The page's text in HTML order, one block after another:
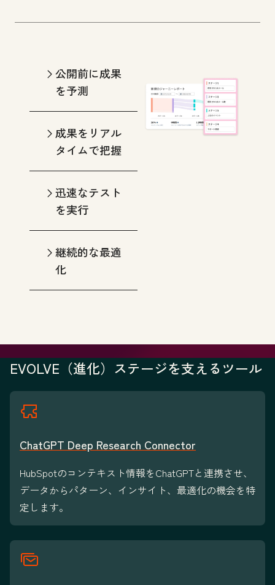
公開前に成果
を予測
成果をリアル
タイムで把握
迅速なテスト
を実行
継続的な最適
化
EVOLVE（進化）ステージを支えるツール
ChatGPT Deep Research Connector
HubSpotのコンテキスト情報をChatGPTと連携させ、
データからパターン、インサイト、最適化の機会を特
定します。